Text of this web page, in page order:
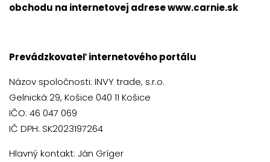
obchodu na internetovej adresewww.carnie.sk
Prevádzkovateľ internetového portálu
Názov spoločnosti: INVY trade, s.r.o.
Gelnická 29, Košice 040 11 Košice
IČO: 46 047 069
IČ DPH: SK2023197264
Hlavný kontakt: Ján Gríger